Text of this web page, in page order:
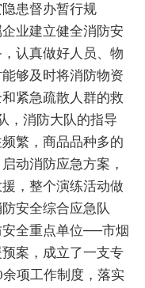
患督办暂行规
业建立健全消防安
认真做好人员、物
够及时将消防物资
紧急疏散人群的救
，消防大队的指导
繁，商品品种多的
动消防应急方案，
，整个演练活动做
安全综合应急队
全重点单位──市烟
案，成立了一支专
项工作制度，落实